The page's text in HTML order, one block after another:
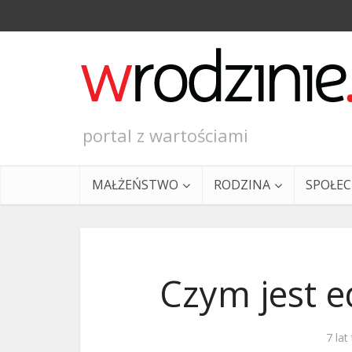
portal z wartościami
MAŁŻEŃSTWO RODZINA
Czym jest
7 lat